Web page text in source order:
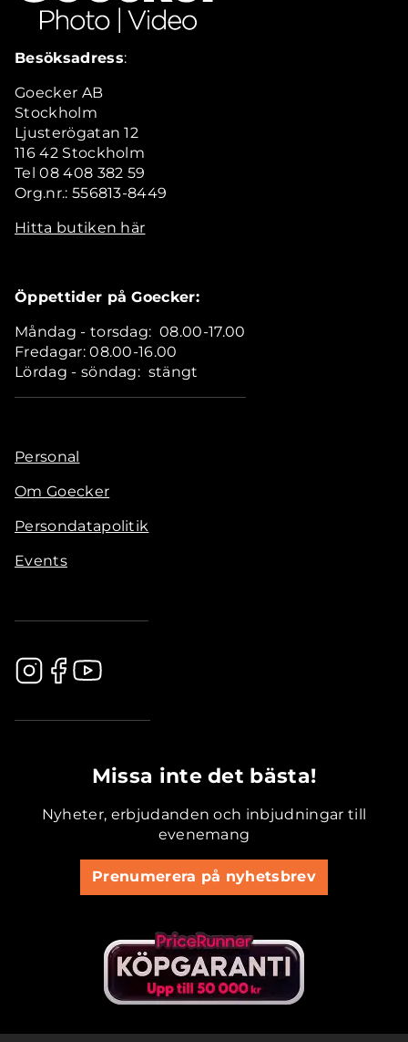
Besöksadress:
Goecker AB
Stockholm
Ljusterögatan 12
116 42 Stockholm
Tel 08 408 382 59
Org.nr.: 556813-8449
Hitta butiken här
Öppettider på Goecker:
Måndag - torsdag: 08.00-17.00
Fredagar: 08.00-16.00
Lördag - söndag: stängt
Personal
Om Goecker
Persondatapolitik
Events
Missa inte det bästa!
Nyheter, erbjudanden och inbjudningar till
evenemang
Prenumerera på nyhetsbrev